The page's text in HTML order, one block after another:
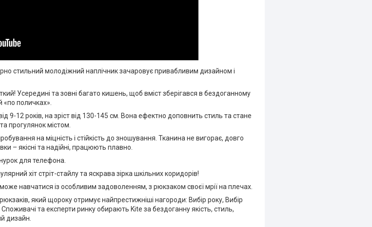
стильний молодіжний наплічник зачаровує привабливим дизайном і
Усередині та зовні багато кишень, щоб вміст зберігався в бездоганному
поличках».
9-12 років, на зріст від 130-145 см. Вона ефектно доповнить стиль та стане
прогулянок містом.
на міцність і стійкість до зношування. Тканина не вигорає, довго
– якісні та надійні, працюють плавно.
для телефона.
хіт стріт-стайлу та яскрава зірка шкільних коридорів!
навчатися із особливим задоволенням, з рюкзаком своєї мрії на плечах.
який щороку отримує найпрестижніші нагороди: Вибір року, Вибір
та експерти ринку обирають Kite за бездоганну якість, стиль,
дизайн.